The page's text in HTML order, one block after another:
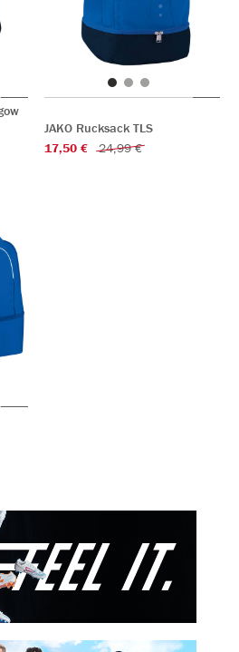
JAKO Rucksack TLS
17,50 €
24,99 €